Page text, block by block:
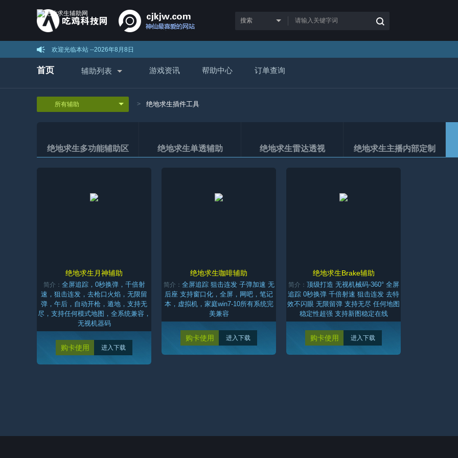
欢迎光临本站 --2026年8月8日
首页 辅助列表 游戏资讯 帮助中心 订单查询
绝地求生插件工具
绝地求生多功能辅助区 绝地求生单透辅助 绝地求生雷达透视 绝地求生主播内部定制
绝地求生月神辅助
简介： 全屏追踪，0秒换弹，千倍射
速，狙击连发，去枪口火焰，无限留
弹，午后，自动开枪，遁地，支持无
尽，支持任何模式地图，全系统兼容，
无视机器码
购卡使用 进入下载
绝地求生咖啡辅助
简介： 全屏追踪 狙击连发 子弹加速 无
后座 支持窗口化，全屏，网吧，笔记
本，虚拟机，家庭win7-10所有系统完
美兼容
购卡使用 进入下载
绝地求生Brake辅助
简介： 顶级打造 无视机械码-360° 全屏
追踪 0秒换弹 千倍射速 狙击连发 去特
效不闪眼 无限留弹 支持无尽 任何地图
稳定性超强 支持新图稳定在线
购卡使用 进入下载